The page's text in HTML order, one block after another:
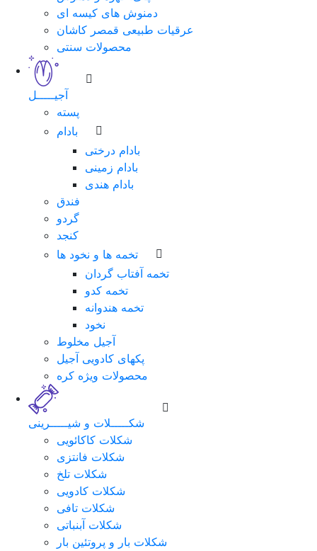
دمنوش های کیسه ای
عرقیات طبیعی قمصر کاشان
محصولات سنتی
آجیـــــل
پسته
بادام
بادام درختی
بادام زمینی
بادام هندی
فندق
گردو
کنجد
تخمه ها و نخود ها
تخمه آفتاب گردان
تخمه کدو
تخمه هندوانه
نخود
آجیل مخلوط
پکهای کادویی آجیل
محصولات ویژه کره
شکـــــلات و شیـــــرینی
شکلات کاکائویی
شکلات فانتزی
شکلات تلخ
شکلات کادویی
شکلات تافی
شکلات آبنباتی
شکلات بار و پروتئین بار